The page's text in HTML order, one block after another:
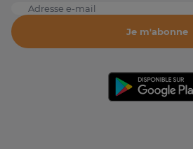
Adresse e-mail
Je m'abonne